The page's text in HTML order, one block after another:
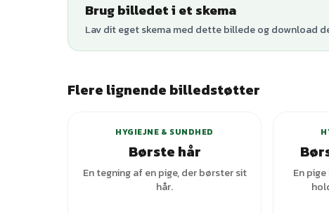
Brug billedet i et skema
Lav dit eget skema med dette billede og download
Flere lignende billedstøtter
+5varianter
HYGIEJNE & SUNDHED
Børste hår
En tegning af en pige, der børster sit
hår.
En